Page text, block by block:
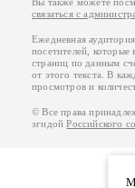
Вы также можете
связаться с
Ежедневная
посетителей,
страниц по данным
от этого текста. В
просмотров и
© Все права
эгидойРоссийского